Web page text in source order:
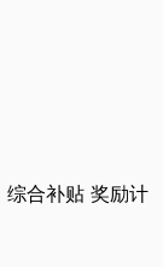
综合补贴 奖励计